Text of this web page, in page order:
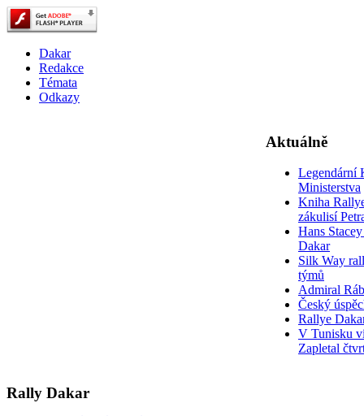
Dakar
Redakce
Témata
Odkazy
Aktuálně
Legendární
Ministerstva
Kniha
zákulisí
Hans
Dakar
Silk Way
týmů
Admiral
Český
Rallye
V Tunisku
Zapletal
Rally Dakar